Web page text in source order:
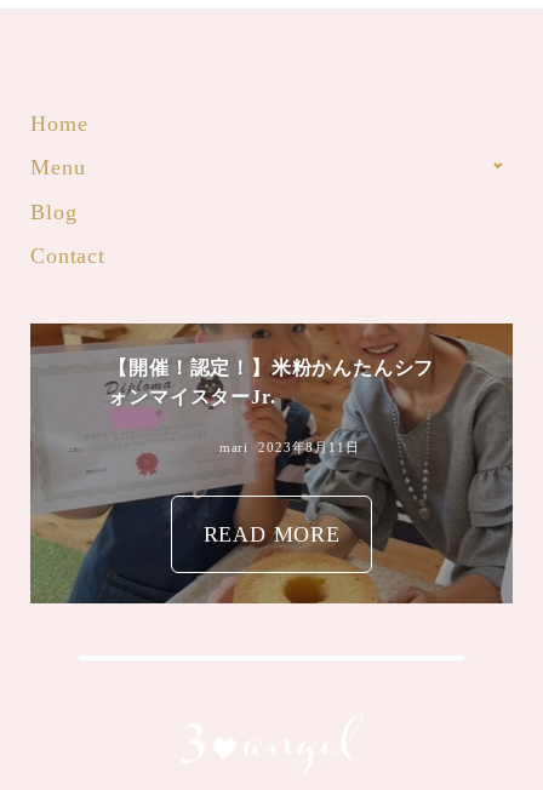
Home
Menu
Blog
Contact
【開催！認定！】米粉かんたんシフ
ォンマイスターJr.
mari 2023年8月11日
READ MORE